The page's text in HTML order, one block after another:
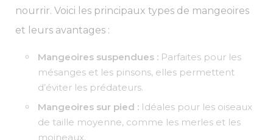
nourrir. Voici les principaux types de mangeoires
et leurs avantages :
Mangeoires suspendues : Parfaites pour les
mésanges et les pinsons, elles permettent
d’éviter les prédateurs.
Mangeoires sur pied : Idéales pour les oiseaux
de taille moyenne, comme les merles et les
moineaux.